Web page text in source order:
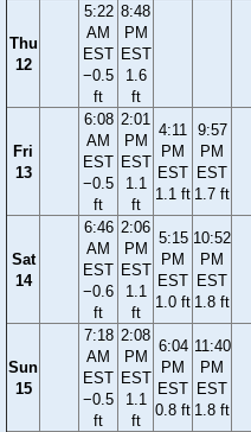
Thu
12
5:22
AM
EST
−0.5
ft
8:48
PM
EST
1.6
ft
Fri
13
6:08
AM
EST
−0.5
ft
2:01
PM
EST
1.1
ft
4:11
PM
EST
1.1 ft
9:57
PM
EST
1.7 ft
Sat
14
6:46
AM
EST
−0.6
ft
2:06
PM
EST
1.1
ft
5:15
PM
EST
1.0 ft
10:52
PM
EST
1.8 ft
Sun
15
7:18
AM
EST
−0.5
ft
2:08
PM
EST
1.1
ft
6:04
PM
EST
0.8 ft
11:40
PM
EST
1.8 ft